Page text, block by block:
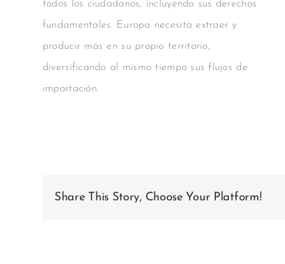
todos los ciudadanos, incluyendo sus derechos
fundamentales. Europa necesita extraer y
producir más en su propio territorio,
diversificando al mismo tiempo sus flujos de
importación.
Share This Story, Choose Your Platform!